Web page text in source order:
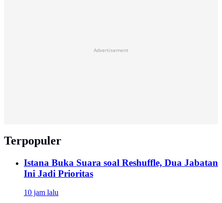
Advertisement
Terpopuler
Istana Buka Suara soal Reshuffle, Dua Jabatan
Ini Jadi Prioritas
10 jam lalu